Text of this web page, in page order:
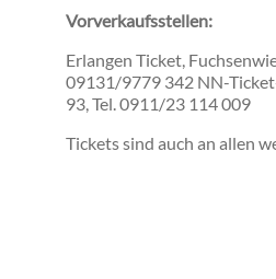
Vorverkaufsstellen:
Erlangen Ticket,
09131/9779 342 NN-
93, Tel. 0911/23 114 009
Tickets sind auch an allen